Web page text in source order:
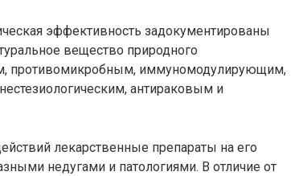
эффективность задокументированы
вещество природного
противомикробным, иммуномодулирующим,
антираковым и
лекарственные препараты на его
недугами и патологиями. В отличие от